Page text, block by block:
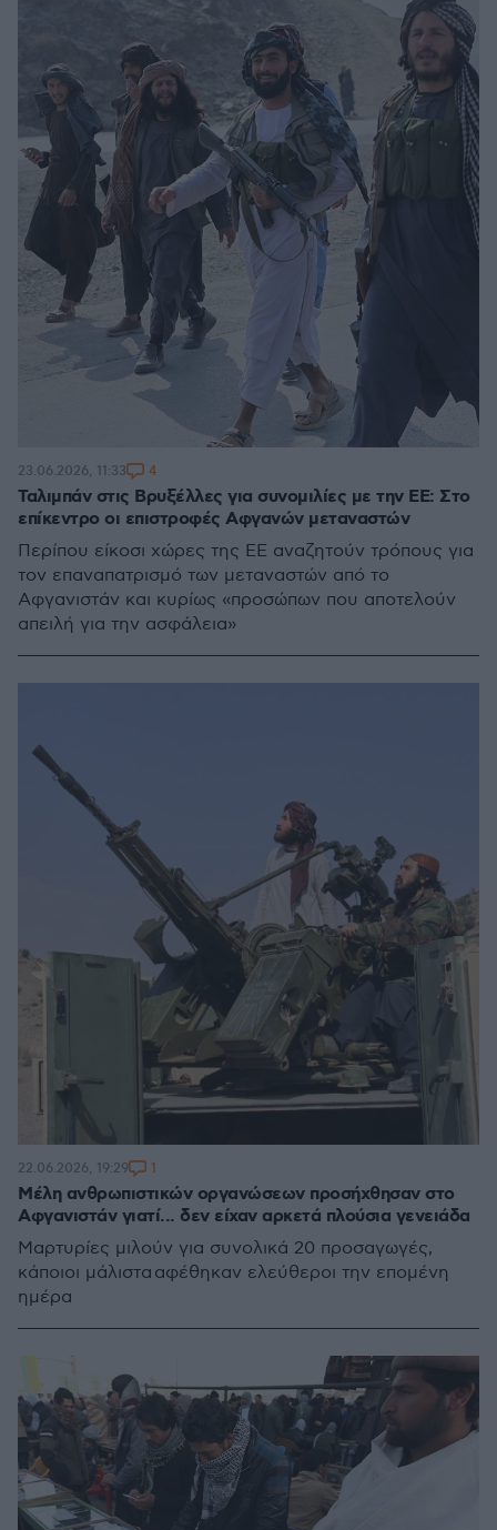
Ταλιμπάν στις Βρυξέλλες για συνομιλίες με την ΕΕ: Στο
επίκεντρο οι επιστροφές Αφγανών μεταναστών
Περίπου είκοσι χώρες της ΕΕ αναζητούν τρόπους για
τον επαναπατρισμό των μεταναστών από το
Αφγανιστάν και κυρίως «προσώπων που αποτελούν
απειλή για την ασφάλεια»
23.06.2026, 11:33 4
Μέλη ανθρωπιστικών οργανώσεων προσήχθησαν στο
Αφγανιστάν γιατί... δεν είχαν αρκετά πλούσια γενειάδα
Μαρτυρίες μιλούν για συνολικά 20 προσαγωγές,
κάποιοι μάλιστα αφέθηκαν ελεύθεροι την επομένη
ημέρα
22.06.2026, 19:29 1